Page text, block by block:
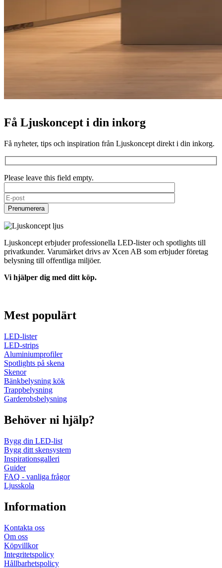
Få Ljuskoncept i din inkorg
Få nyheter, tips och inspiration från Ljuskoncept direkt i din inkorg.
Please leave this field empty.
Ljuskoncept erbjuder professionella LED-lister och spotlights till
privatkunder. Varumärket drivs av Xcen AB som erbjuder företag
belysning till offentliga miljöer.
Vi hjälper dig med ditt köp.
Mest populärt
LED-lister
LED-strips
Aluminiumprofiler
Spotlights på skena
Skenor
Bänkbelysning kök
Trappbelysning
Garderobsbelysning
Behöver ni hjälp?
Bygg din LED-list
Bygg ditt skensystem
Inspirationsgalleri
Guider
FAQ - vanliga frågor
Ljusskola
Information
Kontakta oss
Om oss
Köpvillkor
Integritetspolicy
Hållbarhetspolicy